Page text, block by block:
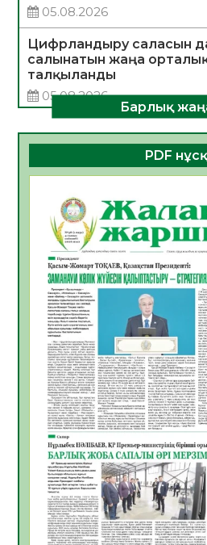
05.08.2026
Цифрландыру саласын
салынатын жаңа
талқыланды
05.08.2026
құралдарының
05.08.2026
Қазақстандықтардың
Құрылтай үшін дауыс
05.08.2026
ӘРБІР ДАУЫС – ҚОҒАМ
ҚОСЫЛҒАН ҮЛЕС
05.08.2026
ҚҰРЫЛТАЙ САЙЛАУЫ –
ЖАУАПКЕРШІЛІККЕ
05.08.2026
Мектептен – Ұлттық ұлан
04.08.2026
Үкіметтік емес
сыйлықақы конкурсына
басталды
04.08.2026
Үкіметте Президенттің
Барлық
PDF